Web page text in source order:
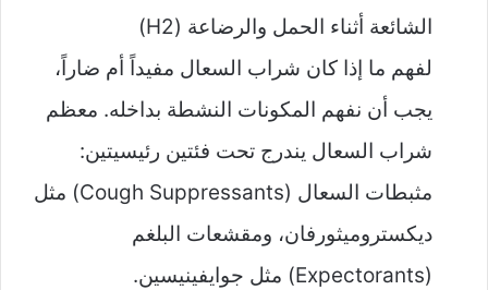
الشائعة أثناء الحمل والرضاعة (H2)
لفهم ما إذا كان شراب السعال مفيداً أم ضاراً،
يجب أن نفهم المكونات النشطة بداخله. معظم
شراب السعال يندرج تحت فئتين رئيسيتين:
مثبطات السعال (Cough Suppressants) مثل
ديكستروميثورفان، ومقشعات البلغم
(Expectorants) مثل جوايفينيسين.